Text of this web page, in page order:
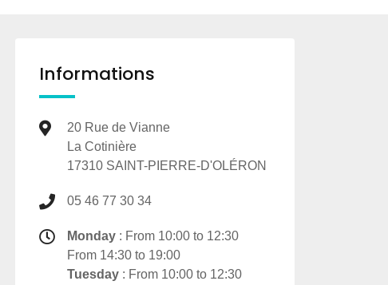
Informations
20 Rue de Vianne
La Cotinière
17310 SAINT-PIERRE-D'OLÉRON
05 46 77 30 34
Monday : From 10:00 to 12:30
From 14:30 to 19:00
Tuesday : From 10:00 to 12:30